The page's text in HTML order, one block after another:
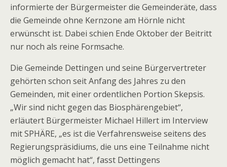
informierte der Bürgermeister die Gemeinderäte, dass
die Gemeinde ohne Kernzone am Hörnle nicht
erwünscht ist. Dabei schien Ende Oktober der Beitritt
nur noch als reine Formsache.
Die Gemeinde Dettingen und seine Bürgervertreter
gehörten schon seit Anfang des Jahres zu den
Gemeinden, mit einer ordentlichen Portion Skepsis.
„Wir sind nicht gegen das Biosphärengebiet“,
erläutert Bürgermeister Michael Hillert im Interview
mit SPHÄRE, „es ist die Verfahrensweise seitens des
Regierungspräsidiums, die uns eine Teilnahme nicht
möglich gemacht hat“, fasst Dettingens